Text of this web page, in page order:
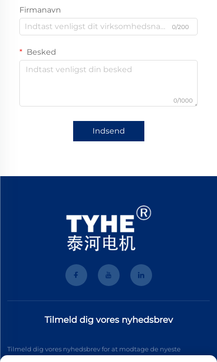
Firmanavn
0/200
Besked
0/1000
Indsend
Tilmeld dig vores nyhedsbrev
Tilmeld dig vores nyhedsbrev for at modtage de nyeste